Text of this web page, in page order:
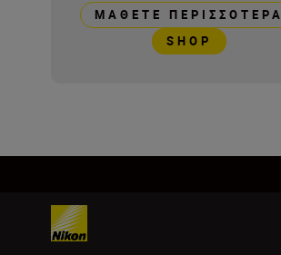
ΜΆΘΕΤΕ ΠΕΡΙΣΣΌΤΕΡΑ
SHOP